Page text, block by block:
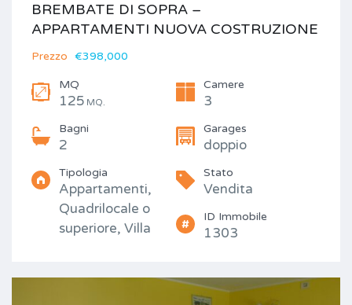
BREMBATE DI SOPRA –
APPARTAMENTI NUOVA COSTRUZIONE
Prezzo €398,000
MQ
125 MQ.
Camere
3
Bagni
2
Garages
doppio
Tipologia
Appartamenti,
Quadrilocale o
superiore, Villa
Stato
Vendita
ID Immobile
1303